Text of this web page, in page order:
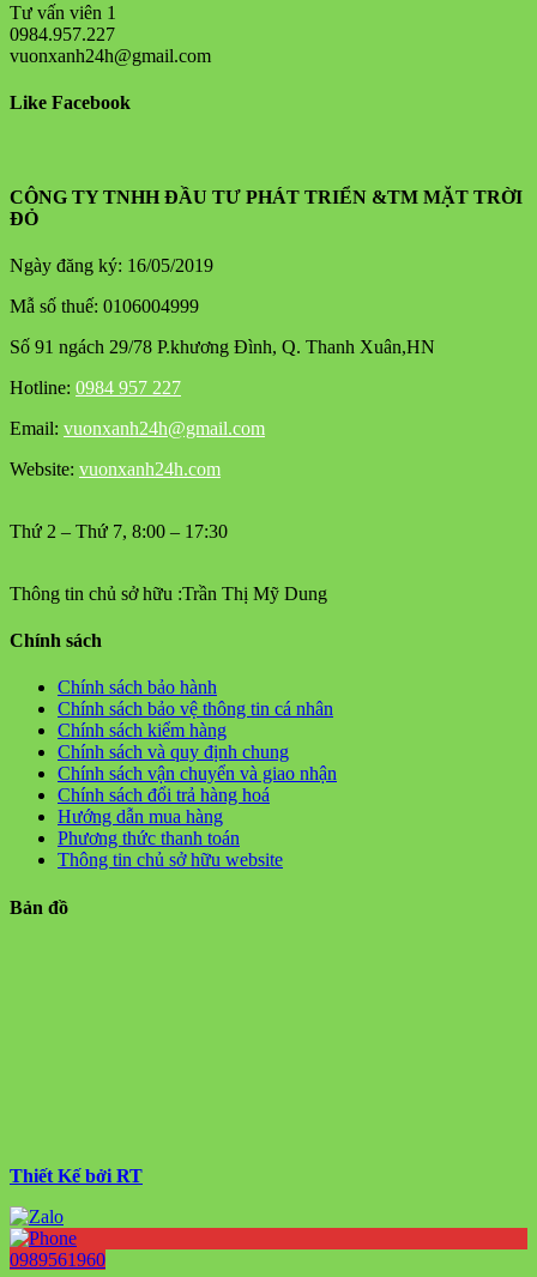
Tư vấn viên 1
0984.957.227
vuonxanh24h@gmail.com
Like Facebook
CÔNG TY TNHH ĐẦU TƯ PHÁT TRIỂN &TM MẶT TRỜI
ĐỎ
Ngày đăng ký: 16/05/2019
Mẫ số thuế: 0106004999
Số 91 ngách 29/78 P.khương Đình, Q. Thanh Xuân,HN
Hotline: 0984 957 227
Email: vuonxanh24h@gmail.com
Website: vuonxanh24h.com
Thứ 2 – Thứ 7, 8:00 – 17:30
Thông tin chủ sở hữu :Trần Thị Mỹ Dung
Chính sách
Chính sách bảo hành
Chính sách bảo vệ thông tin cá nhân
Chính sách kiểm hàng
Chính sách và quy định chung
Chính sách vận chuyển và giao nhận
Chính sách đổi trả hàng hoá
Hướng dẫn mua hàng
Phương thức thanh toán
Thông tin chủ sở hữu website
Bản đồ
Thiết Kế bởi RT
0989561960